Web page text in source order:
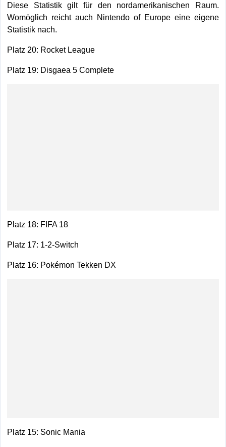
Diese Statistik gilt für den nordamerikanischen Raum.
Womöglich reicht auch Nintendo of Europe eine eigene
Statistik nach.
Platz 20: Rocket League
Platz 19: Disgaea 5 Complete
Platz 18: FIFA 18
Platz 17: 1-2-Switch
Platz 16: Pokémon Tekken DX
Platz 15: Sonic Mania